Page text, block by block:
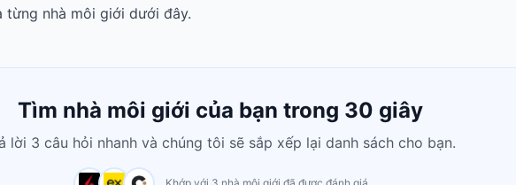
từng nhà môi giới dưới đây.
Tìm nhà môi giới của bạn trong 30 giây
lời 3 câu hỏi nhanh và chúng tôi sẽ sắp xếp lại danh sách cho bạn.